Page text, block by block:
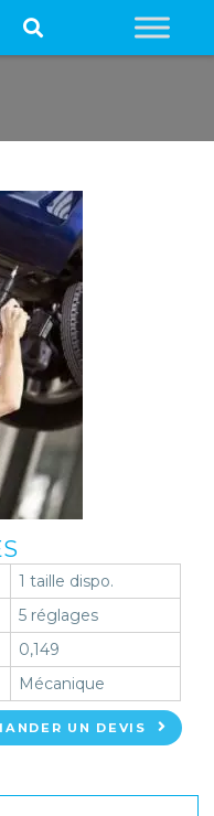
1 taille dispo.
5 réglages
0,149
Mécanique
UN DEVIS